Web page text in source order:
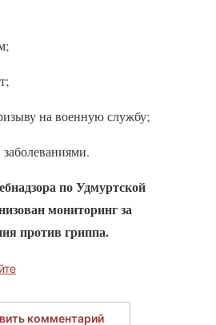
на военную службу;
по Удмуртской
мониторинг за
против гриппа.
комментарий